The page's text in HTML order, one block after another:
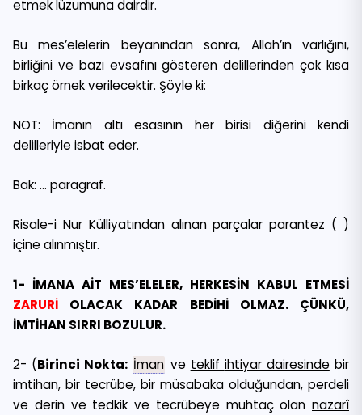
etmek lüzumuna dairdir.
Bu mes’elelerin beyanından sonra, Allah’ın varlığını,
birliğini ve bazı evsafını gösteren delillerinden çok kısa
birkaç örnek verilecektir. Şöyle ki:
NOT: İmanın altı esasının her birisi diğerini kendi
delilleriyle isbat eder.
Bak: … paragraf.
Risale-i Nur Külliyatından alınan parçalar parantez ( )
içine alınmıştır.
1- İMANA AİT MES’ELELER, HERKESİN KABUL ETMESİ
ZARURİ OLACAK KADAR BEDİHİ OLMAZ. ÇÜNKÜ,
İMTİHAN SIRRI BOZULUR.
2- (Birinci Nokta: İman ve teklif ihtiyar dairesinde bir
imtihan, bir tecrübe, bir müsabaka olduğundan, perdeli
ve derin ve tedkik ve tecrübeye muhtaç olan nazarî